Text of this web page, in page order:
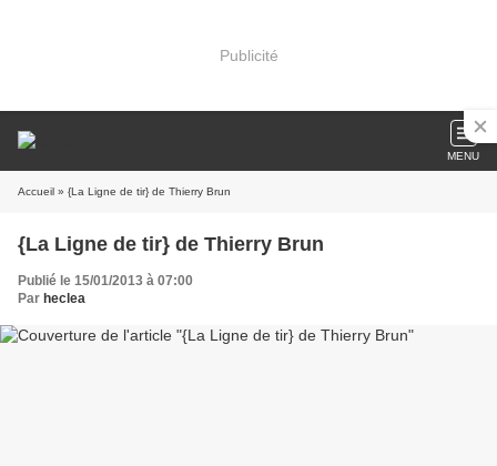
Publicité
MENU
Accueil » {La Ligne de tir} de Thierry Brun
{La Ligne de tir} de Thierry Brun
Publié le 15/01/2013 à 07:00
Par heclea